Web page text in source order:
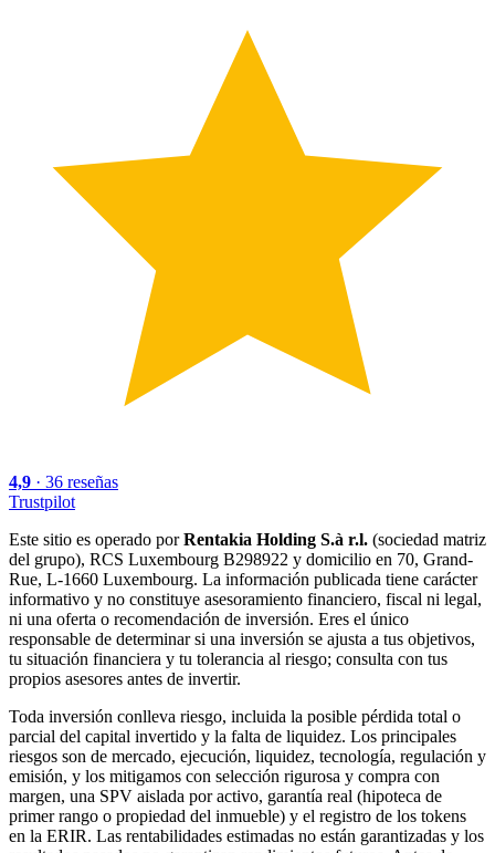
4,9 · 36 reseñas
Trustpilot
Este sitio es operado porRentakia Holding S.à r.l. (sociedad matriz
del grupo), RCS Luxembourg B298922 y domicilio en 70, Grand-
Rue, L-1660 Luxembourg. La información publicada tiene carácter
informativo y no constituye asesoramiento financiero, fiscal ni legal,
ni una oferta o recomendación de inversión. Eres el único
responsable de determinar si una inversión se ajusta a tus objetivos,
tu situación financiera y tu tolerancia al riesgo; consulta con tus
propios asesores antes de invertir.
Toda inversión conlleva riesgo, incluida la posible pérdida total o
parcial del capital invertido y la falta de liquidez. Los principales
riesgos son de mercado, ejecución, liquidez, tecnología, regulación y
emisión, y los mitigamos con selección rigurosa y compra con
margen, una SPV aislada por activo, garantía real (hipoteca de
primer rango o propiedad del inmueble) y el registro de los tokens
en la ERIR. Las rentabilidades estimadas no están garantizadas y los